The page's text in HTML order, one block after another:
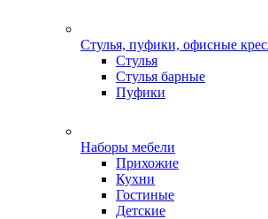
Стулья, пуфики, офисные
Стулья
Стулья барные
Пуфики
Наборы мебели
Прихожие
Кухни
Гостиные
Детские